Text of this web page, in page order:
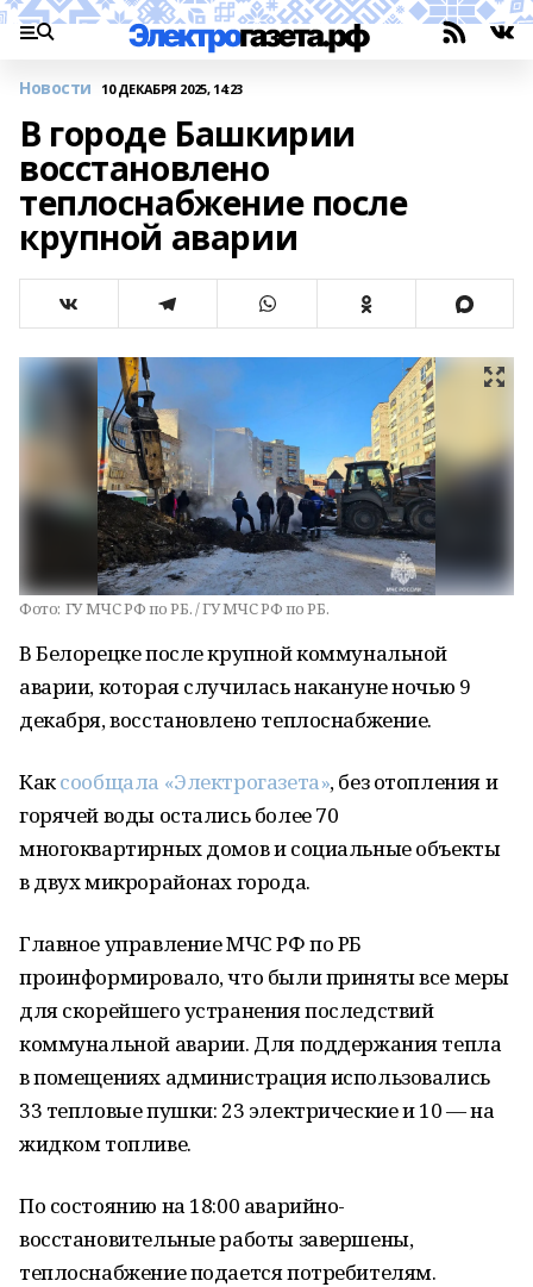
Новости 10 ДЕКАБРЯ 2025, 14:23
В городе Башкирии
восстановлено
теплоснабжение после
крупной аварии
Фото: ГУ МЧС РФ по РБ. / ГУ МЧС РФ по РБ.
В Белорецке после крупной коммунальной
аварии, которая случилась накануне ночью 9
декабря, восстановлено теплоснабжение.
Каксообщала «Электрогазета», без отопления и
горячей воды остались более 70
многоквартирных домов и социальные объекты
в двух микрорайонах города.
Главное управление МЧС РФ по РБ
проинформировало, что были приняты все меры
для скорейшего устранения последствий
коммунальной аварии. Для поддержания тепла
в помещениях администрация использовались
33 тепловые пушки: 23 электрические и 10 — на
жидком топливе.
По состоянию на 18:00 аварийно-
восстановительные работы завершены,
теплоснабжение подается потребителям.